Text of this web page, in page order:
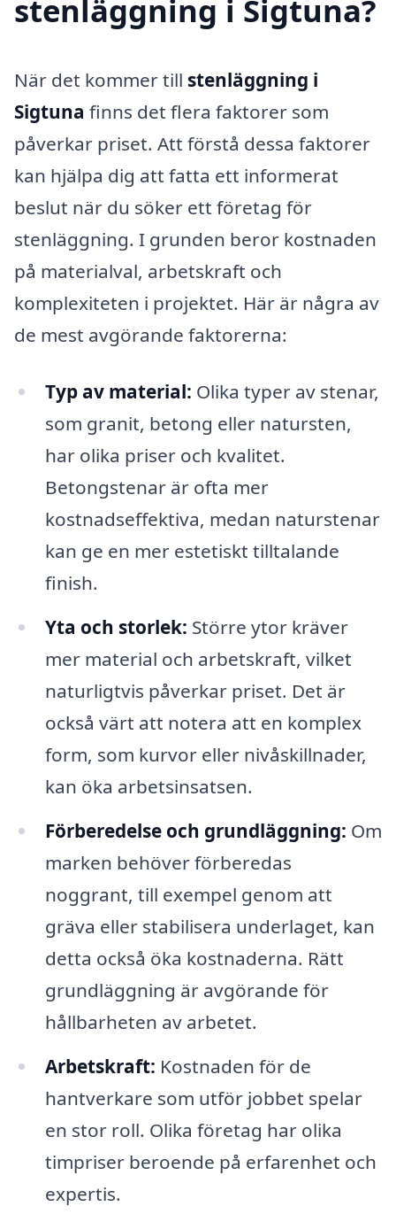
stenläggning i Sigtuna?
När det kommer till stenläggning i
Sigtuna finns det flera faktorer som
påverkar priset. Att förstå dessa faktorer
kan hjälpa dig att fatta ett informerat
beslut när du söker ett företag för
stenläggning. I grunden beror kostnaden
på materialval, arbetskraft och
komplexiteten i projektet. Här är några av
de mest avgörande faktorerna:
Typ av material: Olika typer av stenar,
som granit, betong eller natursten,
har olika priser och kvalitet.
Betongstenar är ofta mer
kostnadseffektiva, medan naturstenar
kan ge en mer estetiskt tilltalande
finish.
Yta och storlek: Större ytor kräver
mer material och arbetskraft, vilket
naturligtvis påverkar priset. Det är
också värt att notera att en komplex
form, som kurvor eller nivåskillnader,
kan öka arbetsinsatsen.
Förberedelse och grundläggning: Om
marken behöver förberedas
noggrant, till exempel genom att
gräva eller stabilisera underlaget, kan
detta också öka kostnaderna. Rätt
grundläggning är avgörande för
hållbarheten av arbetet.
Arbetskraft: Kostnaden för de
hantverkare som utför jobbet spelar
en stor roll. Olika företag har olika
timpriser beroende på erfarenhet och
expertis.